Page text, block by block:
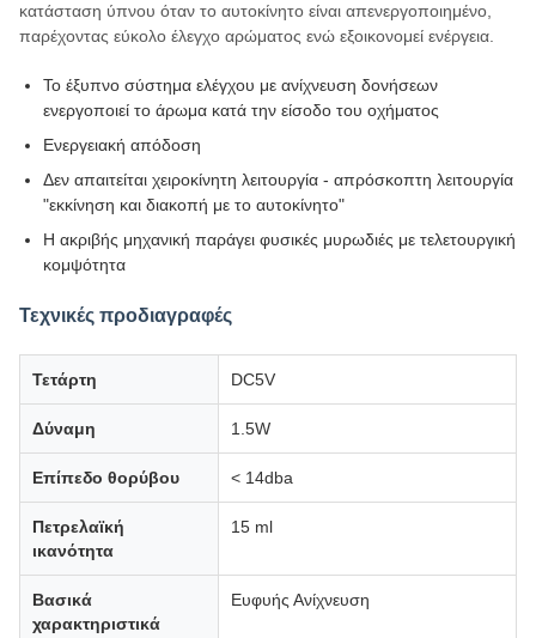
κατάσταση ύπνου όταν το αυτοκίνητο είναι απενεργοποιημένο,
παρέχοντας εύκολο έλεγχο αρώματος ενώ εξοικονομεί ενέργεια.
Το έξυπνο σύστημα ελέγχου με ανίχνευση δονήσεων
ενεργοποιεί το άρωμα κατά την είσοδο του οχήματος
Ενεργειακή απόδοση
Δεν απαιτείται χειροκίνητη λειτουργία - απρόσκοπτη λειτουργία
"εκκίνηση και διακοπή με το αυτοκίνητο"
Η ακριβής μηχανική παράγει φυσικές μυρωδιές με τελετουργική
κομψότητα
Τεχνικές προδιαγραφές
Τετάρτη DC5V
Δύναμη 1.5W
Επίπεδο θορύβου < 14dba
Πετρελαϊκή
ικανότητα
15 ml
Βασικά
χαρακτηριστικά
Ευφυής Ανίχνευση